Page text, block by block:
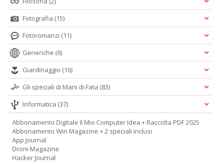
Fotografia (15)
Fotoromanzi (11)
Generiche (6)
Giardinaggio (16)
Gli speciali di Mani di Fata (83)
Informatica (37)
Abbonamento Digitale Il Mio Computer Idea + Raccolta PDF 2025
Abbonamento Win Magazine + 2 speciali inclusi
App Journal
Droni Magazine
Hacker Journal